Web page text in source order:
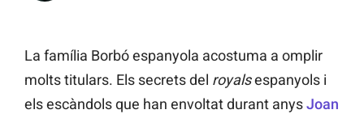
La família Borbó espanyola acostuma a omplir
molts titulars. Els secrets del royalsespanyols i
els escàndols que han envoltat durant anysJoan